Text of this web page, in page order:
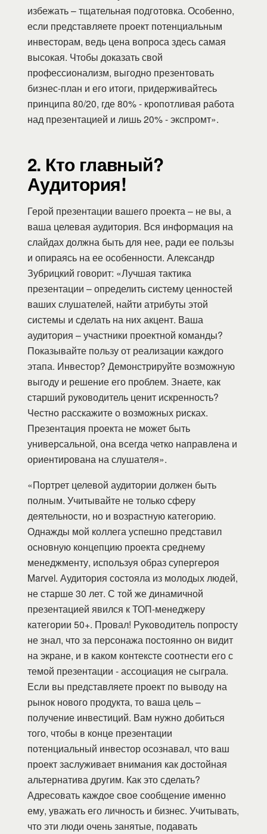
избежать – тщательная подготовка. Особенно,
если представляете проект потенциальным
инвесторам, ведь цена вопроса здесь самая
высокая. Чтобы доказать свой
профессионализм, выгодно презентовать
бизнес-план и его итоги, придерживайтесь
принципа 80/20, где 80% - кропотливая работа
над презентацией и лишь 20% - экспромт».
2. Кто главный?
Аудитория!
Герой презентации вашего проекта – не вы, а
ваша целевая аудитория. Вся информация на
слайдах должна быть для нее, ради ее пользы
и опираясь на ее особенности. Александр
Зубрицкий говорит: «Лучшая тактика
презентации – определить систему ценностей
ваших слушателей, найти атрибуты этой
системы и сделать на них акцент. Ваша
аудитория – участники проектной команды?
Показывайте пользу от реализации каждого
этапа. Инвестор? Демонстрируйте возможную
выгоду и решение его проблем. Знаете, как
старший руководитель ценит искренность?
Честно расскажите о возможных рисках.
Презентация проекта не может быть
универсальной, она всегда четко направлена и
ориентирована на слушателя».
«Портрет целевой аудитории должен быть
полным. Учитывайте не только сферу
деятельности, но и возрастную категорию.
Однажды мой коллега успешно представил
основную концепцию проекта среднему
менеджменту, используя образ супергероя
Marvel. Аудитория состояла из молодых людей,
не старше 30 лет. С той же динамичной
презентацией явился к ТОП-менеджеру
категории 50+. Провал! Руководитель попросту
не знал, что за персонажа постоянно он видит
на экране, и в каком контексте соотнести его с
темой презентации - ассоциация не сыграла.
Если вы представляете проект по выводу на
рынок нового продукта, то ваша цель –
получение инвестиций. Вам нужно добиться
того, чтобы в конце презентации
потенциальный инвестор осознавал, что ваш
проект заслуживает внимания как достойная
альтернатива другим. Как это сделать?
Адресовать каждое свое сообщение именно
ему, уважать его личность и бизнес. Учитывать,
что эти люди очень занятые, подавать